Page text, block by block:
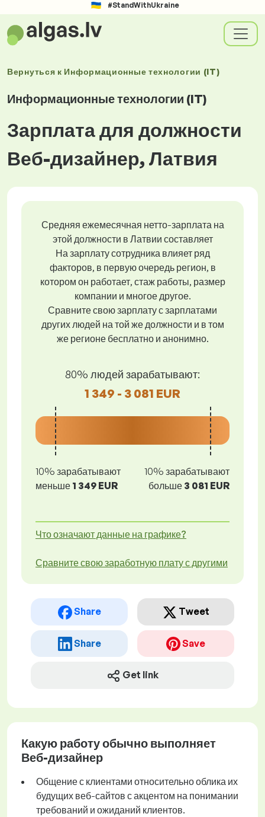
#StandWithUkraine
Вернуться к Информационные технологии (IT)
Информационные технологии (IT)
Зарплата для должности
Веб-дизайнер, Латвия
Средняя ежемесячная нетто-зарплата на
этой должности в Латвии составляет
На зарплату сотрудника влияет ряд
факторов, в первую очередь регион, в
котором он работает, стаж работы, размер
компании и многое другое.
Сравните свою зарплату с зарплатами
других людей на той же должности и в том
же регионе бесплатно и анонимно.
80% людей зарабатывают:
1 349 - 3 081 EUR
10% зарабатывают
меньше 1 349 EUR
10% зарабатывают
больше 3 081 EUR
Что означают данные на графике?
Сравните свою заработную плату с другими
Share Tweet
Share Save
Get link
Какую работу обычно выполняет
Веб-дизайнер
Общение с клиентами относительно облика их
будущих веб-сайтов с акцентом на понимании
требований и ожиданий клиентов.